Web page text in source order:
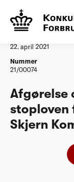
Vandtilsyn
22. april 2021
Nummer
21/00074
Afgørelse
stoploven
Skjern